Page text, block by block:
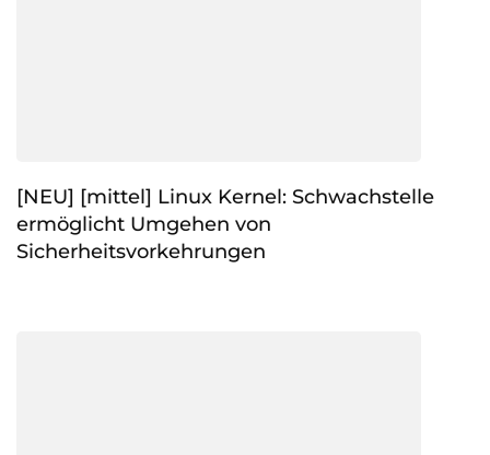
[NEU] [mittel] Linux Kernel: Schwachstelle
ermöglicht Umgehen von
Sicherheitsvorkehrungen